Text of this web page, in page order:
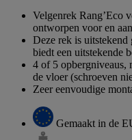
Velgenrek Rang’Eco
ontworpen voor en
Deze rek is uitstekend
biedt een uitstekende
4 of 5 opbergniveaus,
de vloer (schroeven
Zeer eenvoudige
Gemaakt in de